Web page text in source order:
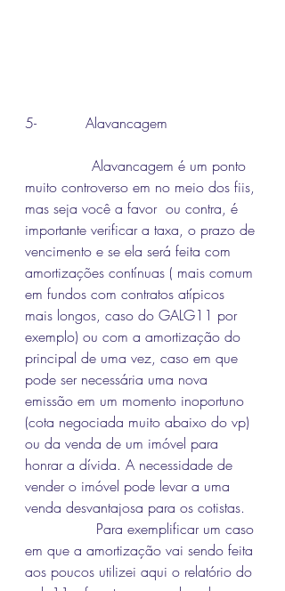
5-           Alavancagem
muito controverso em no meio dos fiis,
mas seja você a favor  ou contra, é
importante verificar a taxa, o prazo de
vencimento e se ela será feita com
amortizações contínuas ( mais comum
em fundos com contratos atípicos
mais longos, caso do GALG11 por
exemplo) ou com a amortização do
principal de uma vez, caso em que
pode ser necessária uma nova
emissão em um momento inoportuno
(cota negociada muito abaixo do vp)
ou da venda de um imóvel para
honrar a dívida. A necessidade de
vender o imóvel pode levar a uma
venda desvantajosa para os cotistas.
em que a amortização vai sendo feita
aos poucos utilizei aqui o relatório do